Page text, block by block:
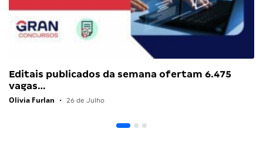
Editais publicados da semana ofertam 6.475
vagas…
Olivia Furlan • 26 de Julho